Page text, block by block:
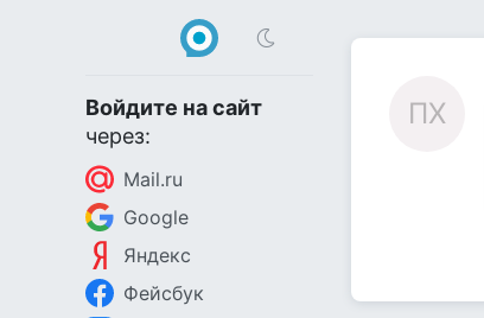
Войдите на сайт
через:
Mail.ru
Google
Яндекс
Фейсбук
ПХ